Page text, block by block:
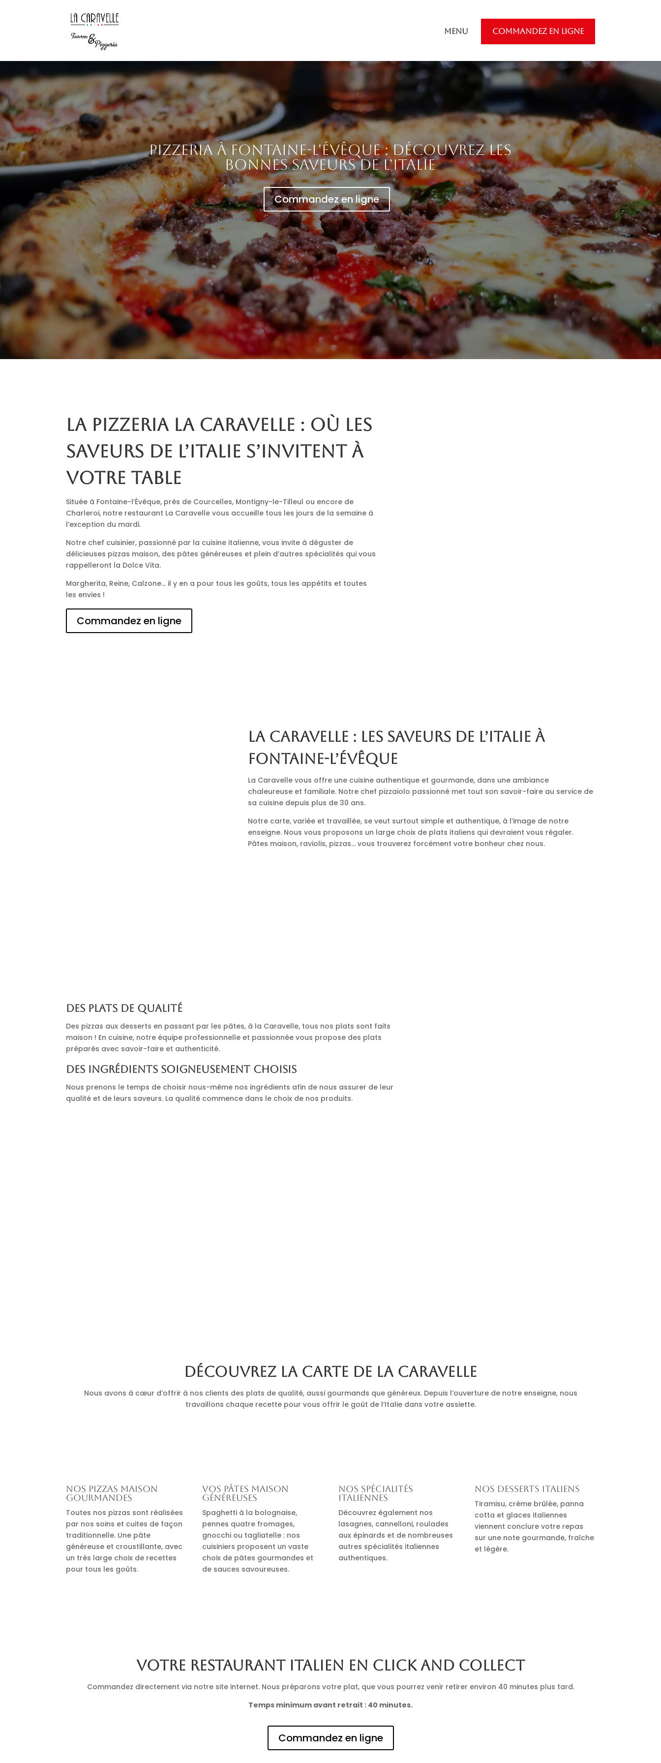
Menu COMMANDEZ EN LIGNE
Pizzeria à Fontaine-l'Évêque : découvrez les
bonnes saveurs de l’Italie
Commandez en ligne
La pizzeria La Caravelle : où les
saveurs de l’Italie s’invitent à
votre table
Située à Fontaine-l’Évêque, près de Courcelles, Montigny-le-Tilleul ou encore de
Charleroi, notre restaurant La Caravelle vous accueille tous les jours de la semaine à
l’exception du mardi.
Notre chef cuisinier, passionné par la cuisine italienne, vous invite à déguster de
délicieuses pizzas maison, des pâtes généreuses et plein d’autres spécialités qui vous
rappelleront la Dolce Vita.
Margherita, Reine, Calzone… il y en a pour tous les goûts, tous les appétits et toutes
les envies !
Commandez en ligne
La Caravelle : les saveurs de l’Italie à
Fontaine-l’Évêque
La Caravelle vous offre une cuisine authentique et gourmande, dans une ambiance
chaleureuse et familiale. Notre chef pizzaiolo passionné met tout son savoir-faire au service de
sa cuisine depuis plus de 30 ans.
Notre carte, variée et travaillée, se veut surtout simple et authentique, à l’image de notre
enseigne. Nous vous proposons un large choix de plats italiens qui devraient vous régaler.
Pâtes maison, raviolis, pizzas… vous trouverez forcément votre bonheur chez nous.
Des plats de qualité
Des pizzas aux desserts en passant par les pâtes, à la Caravelle, tous nos plats sont faits
maison ! En cuisine, notre équipe professionnelle et passionnée vous propose des plats
préparés avec savoir-faire et authenticité.
Des ingrédients soigneusement choisis
Nous prenons le temps de choisir nous-même nos ingrédients afin de nous assurer de leur
qualité et de leurs saveurs. La qualité commence dans le choix de nos produits.
Découvrez la carte de La Caravelle
Nous avons à cœur d’offrir à nos clients des plats de qualité, aussi gourmands que généreux. Depuis l’ouverture de notre enseigne, nous
travaillons chaque recette pour vous offrir le goût de l’Italie dans votre assiette.
Nos pizzas maison
gourmandes
Toutes nos pizzas sont réalisées
par nos soins et cuites de façon
traditionnelle. Une pâte
généreuse et croustillante, avec
un très large choix de recettes
pour tous les goûts.
Vos pâtes maison
généreuses
Spaghetti à la bolognaise,
pennes quatre fromages,
gnocchi ou tagliatelle : nos
cuisiniers proposent un vaste
choix de pâtes gourmandes et
de sauces savoureuses.
Nos spécialités
italiennes
Découvrez également nos
lasagnes, cannelloni, roulades
aux épinards et de nombreuses
autres spécialités italiennes
authentiques.
Nos desserts italiens
Tiramisu, crème brûlée, panna
cotta et glaces italiennes
viennent conclure votre repas
sur une note gourmande, fraîche
et légère.
Votre restaurant italien en click and collect
Commandez directement via notre site internet. Nous préparons votre plat, que vous pourrez venir retirer environ 40 minutes plus tard.
Temps minimum avant retrait : 40 minutes.
Commandez en ligne